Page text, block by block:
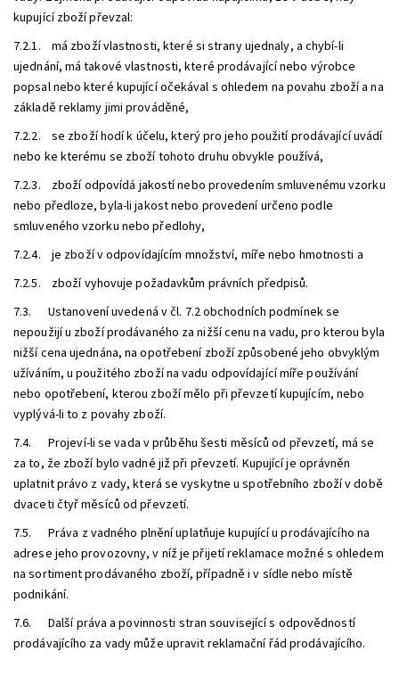
kupující zboží převzal:
7.2.1. má zboží vlastnosti, které si strany ujednaly, a chybí-li
ujednání, má takové vlastnosti, které prodávající nebo výrobce
popsal nebo které kupující očekával s ohledem na povahu zboží a na
základě reklamy jimi prováděné,
7.2.2. se zboží hodí k účelu, který pro jeho použití prodávající uvádí
nebo ke kterému se zboží tohoto druhu obvykle používá,
7.2.3. zboží odpovídá jakostí nebo provedením smluvenému vzorku
nebo předloze, byla-li jakost nebo provedení určeno podle
smluveného vzorku nebo předlohy,
7.2.4. je zboží v odpovídajícím množství, míře nebo hmotnosti a
7.2.5. zboží vyhovuje požadavkům právních předpisů.
7.3. Ustanovení uvedená v čl. 7.2 obchodních podmínek se
nepoužijí u zboží prodávaného za nižší cenu na vadu, pro kterou byla
nižší cena ujednána, na opotřebení zboží způsobené jeho obvyklým
užíváním, u použitého zboží na vadu odpovídající míře používání
nebo opotřebení, kterou zboží mělo při převzetí kupujícím, nebo
vyplývá-li to z povahy zboží.
7.4. Projeví-li se vada v průběhu šesti měsíců od převzetí, má se
za to, že zboží bylo vadné již při převzetí. Kupující je oprávněn
uplatnit právo z vady, která se vyskytne u spotřebního zboží v době
dvaceti čtyř měsíců od převzetí.
7.5. Práva z vadného plnění uplatňuje kupující u prodávajícího na
adrese jeho provozovny, v níž je přijetí reklamace možné s ohledem
na sortiment prodávaného zboží, případně i v sídle nebo místě
podnikání.
7.6. Další práva a povinnosti stran související s odpovědností
prodávajícího za vady může upravit reklamační řád prodávajícího.